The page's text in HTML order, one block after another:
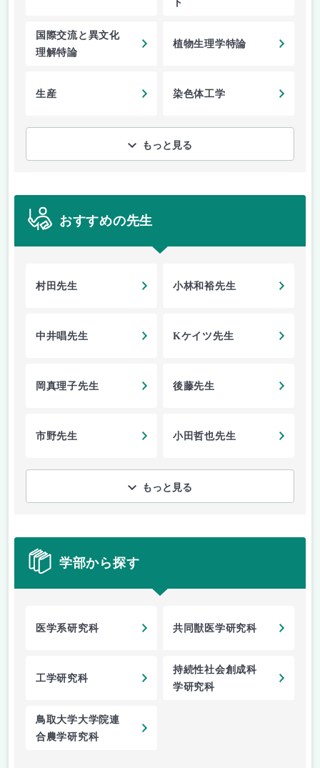
ト
国際交流と異文化
理解特論
植物生理学特論
生産 染色体工学
もっと見る
おすすめの先生
村田先生 小林和裕先生
中井唱先生 Kケイツ先生
岡真理子先生 後藤先生
市野先生 小田哲也先生
もっと見る
学部から探す
医学系研究科 共同獣医学研究科
工学研究科
持続性社会創成科
学研究科
鳥取大学大学院連
合農学研究科